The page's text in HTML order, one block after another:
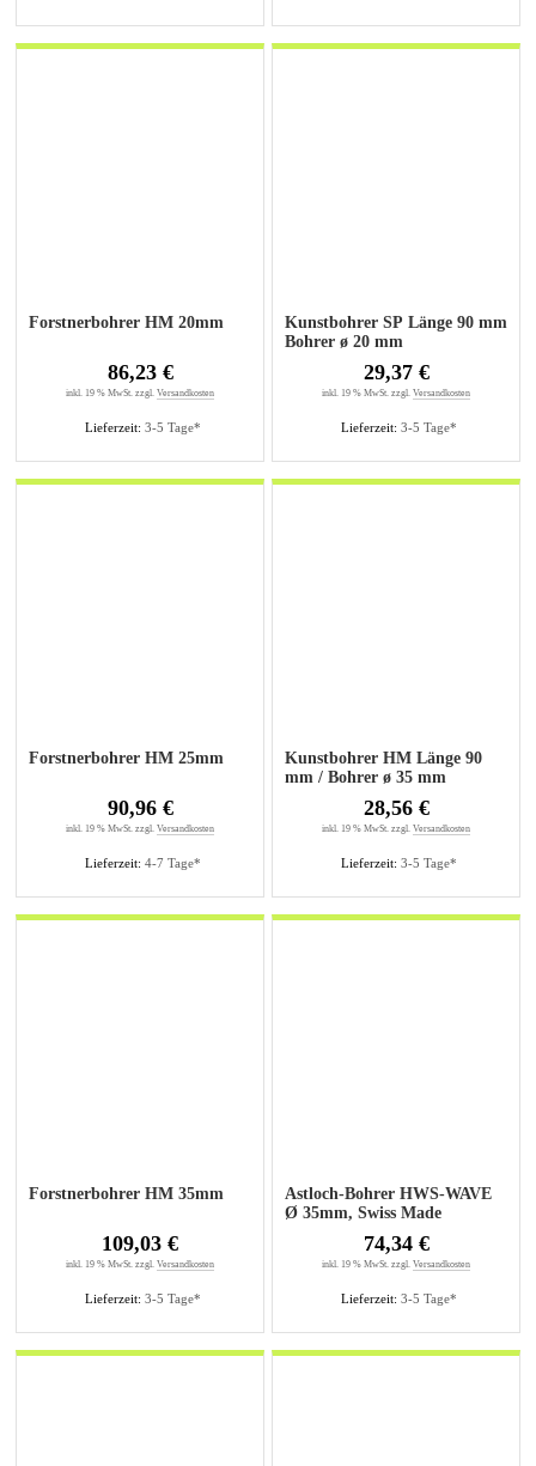
Forstnerbohrer HM 20mm
Lieferzeit: 3-5 Tage*
86,23 €
inkl. 19 % MwSt. zzgl. Versandkosten
Kunstbohrer SP Länge 90 mm
Bohrer ø 20 mm
Lieferzeit: 3-5 Tage*
29,37 €
inkl. 19 % MwSt. zzgl. Versandkosten
Forstnerbohrer HM 25mm
Lieferzeit: 4-7 Tage*
90,96 €
inkl. 19 % MwSt. zzgl. Versandkosten
Kunstbohrer HM Länge 90
mm / Bohrer ø 35 mm
Lieferzeit: 3-5 Tage*
28,56 €
inkl. 19 % MwSt. zzgl. Versandkosten
Forstnerbohrer HM 35mm
Lieferzeit: 3-5 Tage*
109,03 €
inkl. 19 % MwSt. zzgl. Versandkosten
Astloch-Bohrer HWS-WAVE
Ø 35mm, Swiss Made
Lieferzeit: 3-5 Tage*
74,34 €
inkl. 19 % MwSt. zzgl. Versandkosten